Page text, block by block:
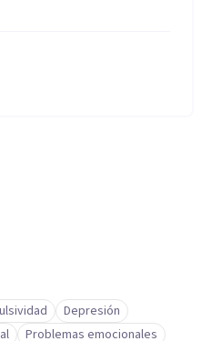
cada tratamiento de modo
y la experiencia con
cogniciones y en
Depresión
Problemas emocionales